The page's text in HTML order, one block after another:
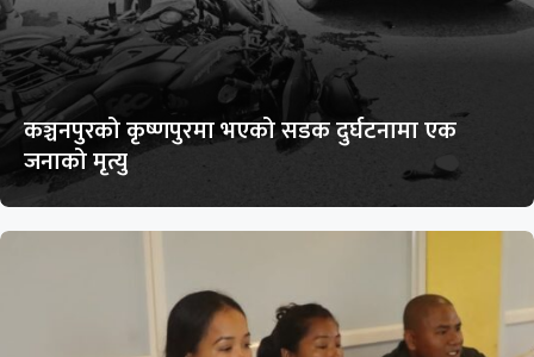
कञ्चनपुरको कृष्णपुरमा भएको सडक दुर्घटनामा एक
जनाको मृत्यु